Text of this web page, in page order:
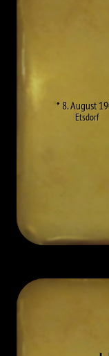
* 8. August
Etsdorf